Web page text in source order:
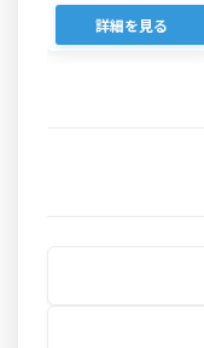
詳細を見る